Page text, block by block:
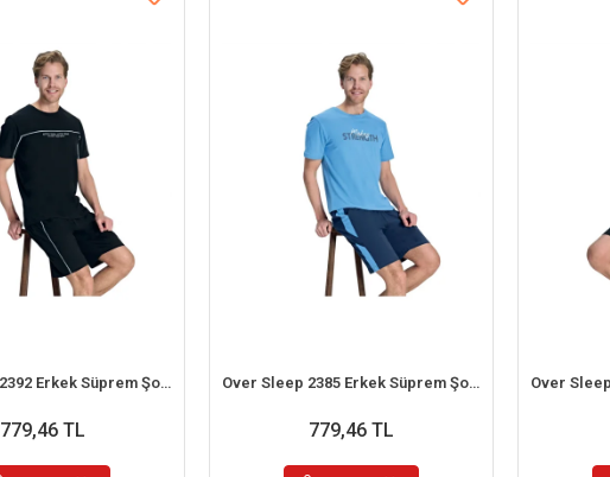
Over Sleep 2392 Erkek Süprem Şort Yazlık Pijama Takım (M-L-XL-2XL)
779,46 TL
Over Sleep 2385 Erkek Süprem Şort Yazlık Pijama Takım (S-M-L-XL)
779,46 TL